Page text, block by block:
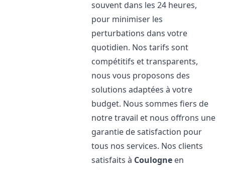
souvent dans les 24 heures,
pour minimiser les
perturbations dans votre
quotidien. Nos tarifs sont
compétitifs et transparents,
nous vous proposons des
solutions adaptées à votre
budget. Nous sommes fiers de
notre travail et nous offrons une
garantie de satisfaction pour
tous nos services. Nos clients
satisfaits à Coulogne en